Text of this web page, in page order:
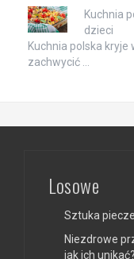
Kuchnia
dzieci
Kuchnia polska
zachwycić …
Losowe
Sztuka
Niezdrowe
jak ich unikać?